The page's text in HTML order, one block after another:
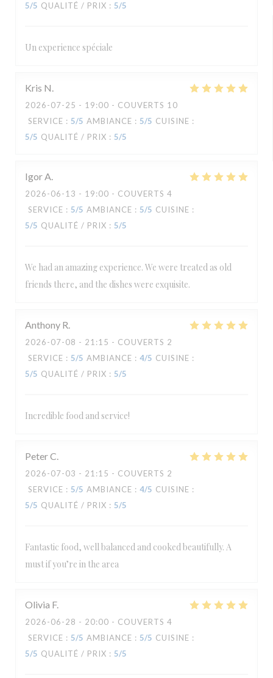
5/5 QUALITÉ / PRIX : 5/5
Un experience spéciale
Kris N
2026-07-25 - 19:00 - COUVERTS 10
SERVICE : 5/5 AMBIANCE : 5/5 CUISINE :
5/5 QUALITÉ / PRIX : 5/5
IgorA
2026-06-13 - 19:00 - COUVERTS 4
SERVICE : 5/5 AMBIANCE : 5/5 CUISINE :
5/5 QUALITÉ / PRIX : 5/5
We had an amazing experience. We were treated as old
friends there, and the dishes were exquisite.
Anthony R
2026-07-08 - 21:15 - COUVERTS 2
SERVICE : 5/5 AMBIANCE : 4/5 CUISINE :
5/5 QUALITÉ / PRIX : 5/5
Incredible food and service!
PeterC
2026-07-03 - 21:15 - COUVERTS 2
SERVICE : 5/5 AMBIANCE : 4/5 CUISINE :
5/5 QUALITÉ / PRIX : 5/5
Fantastic food, well balanced and cooked beautifully. A
must if you’re in the area
Olivia F
2026-06-28 - 20:00 - COUVERTS 4
SERVICE : 5/5 AMBIANCE : 5/5 CUISINE :
5/5 QUALITÉ / PRIX : 5/5